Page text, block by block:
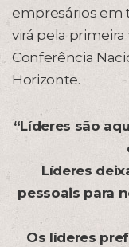
empresários em
virá pela primeira
Conferência
Horizonte.
“Líderes são
Líderes
pessoais para
Os líderes